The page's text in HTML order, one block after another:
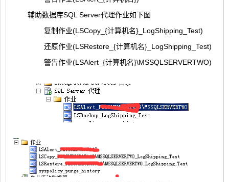
辅助数据库SQL Server代理作业如下图
复制作业(LSCopy_{计算机名}_LogShipping_Test)
还原作业(LSRestore_{计算机名}_LogShipping_Test)
警告作业(LSAlert_{计算机名}\MSSQLSERVERTWO)